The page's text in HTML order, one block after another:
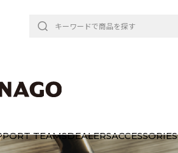
TEAMSDEALERSACCESSORIES